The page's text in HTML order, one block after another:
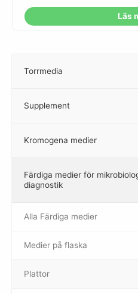
Läs
Torrmedia
–
Supplement
–
Kromogena medier
–
Färdiga medier för
diagnostik
Alla Färdiga medier
Medier på flaska
–
Plattor
–